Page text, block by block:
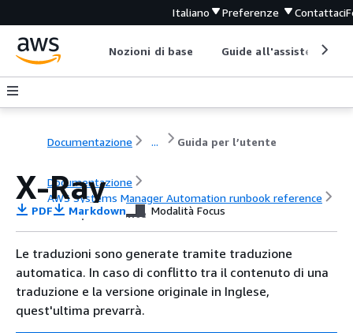
Italiano Preferenze Contattaci
Nozioni di base Guide all'assistenza
Documentazione ... Guida per l’utente
Documentazione
AWS Systems Manager Automation runbook reference
Guida per l’utente
X-Ray
PDF Markdown Modalità Focus
Le traduzioni sono generate tramite traduzione
automatica. In caso di conflitto tra il contenuto di una
traduzione e la versione originale in Inglese,
quest'ultima prevarrà.